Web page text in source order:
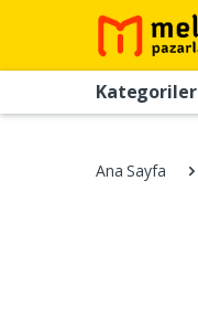
Kategoriler
Ana Sayfa